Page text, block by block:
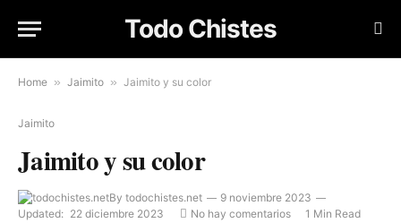
Todo Chistes
Home » Jaimito » Jaimito y su color
Jaimito
Jaimito y su color
By todochistes.net
9 noviembre 2023
Updated: 22 diciembre 2023 No hay comentarios 1 Min Read